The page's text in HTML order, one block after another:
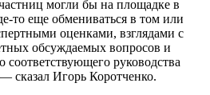
могли бы на площадке в
то еще обмениваться в том или
оценками, взглядами с
обсуждаемых вопросов и
руководства
сказал Игорь Коротченко.